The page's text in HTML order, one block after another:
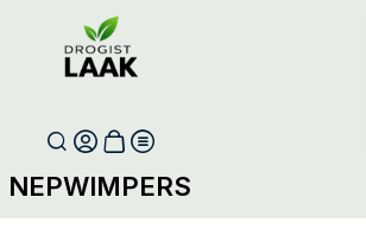
NEPWIMPERS